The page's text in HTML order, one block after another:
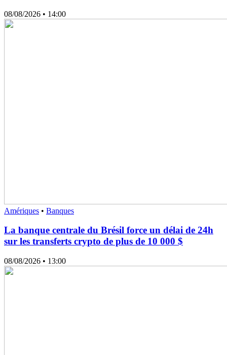
08/08/2026 • 14:00
Amériques • Banques
La banque centrale du Brésil force un délai de 24h
sur les transferts crypto de plus de 10 000 $
08/08/2026 • 13:00